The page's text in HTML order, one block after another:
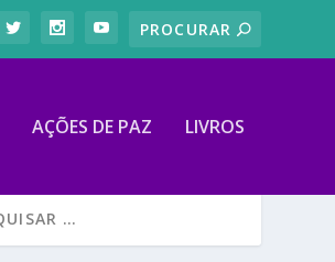
AÇÕES DE PAZ LIVROS